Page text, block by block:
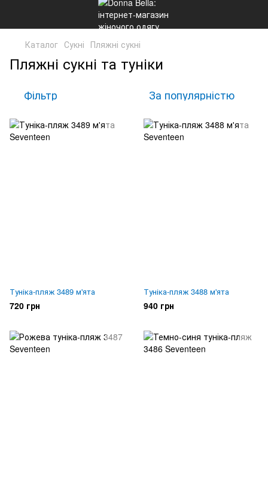
Каталог Сукні Пляжні сукні
Пляжні сукні та туніки
Фільтр За популярністю
Туніка-пляж 3489 м'ята
720 грн
Туніка-пляж 3488 м'ята
940 грн